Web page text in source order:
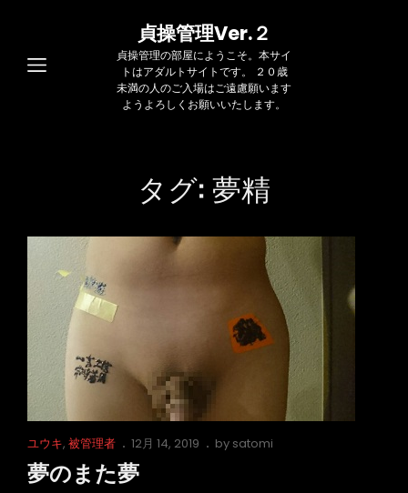
貞操管理Ver.２
貞操管理の部屋にようこそ。本サイ
トはアダルトサイトです。 ２０歳
未満の人のご入場はご遠慮願います
ようよろしくお願いいたします。
タグ:夢精
Cat
Links
ユウキ, 被管理者
Posted
on
12月 14, 2019 by satomi
夢のまた夢